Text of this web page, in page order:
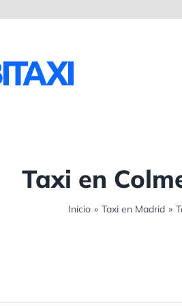
Taxi en
Inicio » Taxi en Madrid »